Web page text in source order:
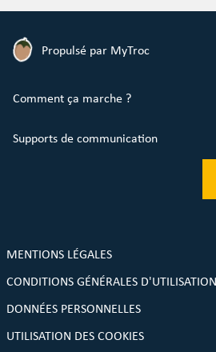
Propulsé par MyTroc
Comment ça marche ?
Supports de communication
MENTIONS LÉGALES
CONDITIONS GÉNÉRALES D'UTILISATION
DONNÉES PERSONNELLES
UTILISATION DES COOKIES